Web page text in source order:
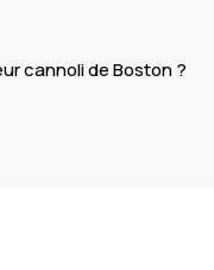
cannoli de Boston ?